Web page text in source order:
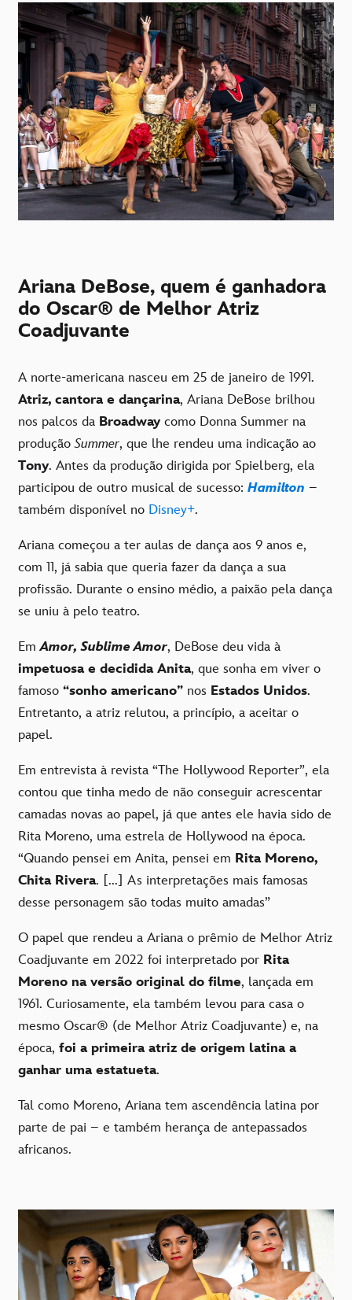
Ariana DeBose, quem é ganhadora
do Oscar® de Melhor Atriz
Coadjuvante
A norte-americana nasceu em 25 de janeiro de 1991.
Atriz, cantora e dançarina, Ariana DeBose brilhou
nos palcos da Broadway como Donna Summer na
produçãoSummer, que lhe rendeu uma indicação ao
Tony. Antes da produção dirigida por Spielberg, ela
participou de outro musical de sucesso: Hamilton –
também disponível no Disney+.
Ariana começou a ter aulas de dança aos 9 anos e,
com 11, já sabia que queria fazer da dança a sua
profissão. Durante o ensino médio, a paixão pela dança
se uniu à pelo teatro.
EmAmor, Sublime Amor, DeBose deu vida à
impetuosa e decidida Anita, que sonha em viver o
famoso “sonho americano” nos Estados Unidos.
Entretanto, a atriz relutou, a princípio, a aceitar o
papel.
Em entrevista à revista “The Hollywood Reporter”, ela
contou que tinha medo de não conseguir acrescentar
camadas novas ao papel, já que antes ele havia sido de
Rita Moreno, uma estrela de Hollywood na época.
“Quando pensei em Anita, pensei em Rita Moreno,
Chita Rivera. [...] As interpretações mais famosas
desse personagem são todas muito amadas”
O papel que rendeu a Ariana o prêmio de Melhor Atriz
Coadjuvante em 2022 foi interpretado por Rita
Moreno na versão original do filme, lançada em
1961. Curiosamente, ela também levou para casa o
mesmo Oscar® (de Melhor Atriz Coadjuvante) e, na
época, foi a primeira atriz de origem latina a
ganhar uma estatueta.
Tal como Moreno, Ariana tem ascendência latina por
parte de pai – e também herança de antepassados
africanos.